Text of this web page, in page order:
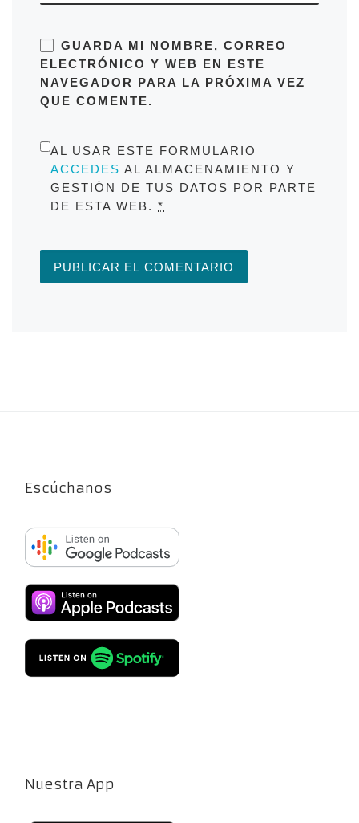
GUARDA MI NOMBRE, CORREO
ELECTRÓNICO Y WEB EN ESTE
NAVEGADOR PARA LA PRÓXIMA VEZ
QUE COMENTE.
AL USAR ESTE FORMULARIO
ACCEDES AL ALMACENAMIENTO Y
GESTIÓN DE TUS DATOS POR PARTE
DE ESTA WEB. *
Escúchanos
Nuestra App